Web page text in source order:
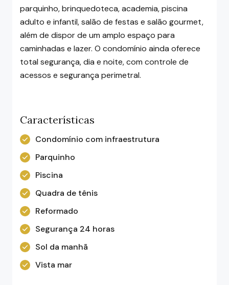
parquinho, brinquedoteca, academia, piscina
adulto e infantil, salão de festas e salão gourmet,
além de dispor de um amplo espaço para
caminhadas e lazer. O condomínio ainda oferece
total segurança, dia e noite, com controle de
acessos e segurança perimetral.
Características
Condomínio com infraestrutura
Parquinho
Piscina
Quadra de tênis
Reformado
Segurança 24 horas
Sol da manhã
Vista mar